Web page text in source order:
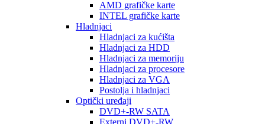
AMD grafičke karte
INTEL grafičke karte
Hladnjaci
Hladnjaci za kućišta
Hladnjaci za HDD
Hladnjaci za memoriju
Hladnjaci za procesore
Hladnjaci za VGA
Postolja i hladnjaci
Optički uređaji
DVD+-RW SATA
Externi DVD+-RW